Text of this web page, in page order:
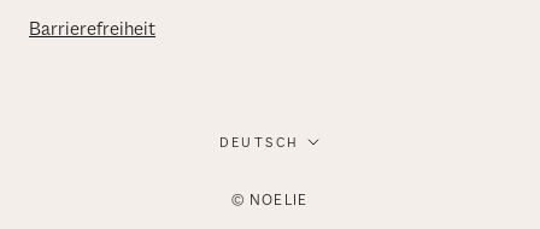
Barrierefreiheit
Sprache
DEUTSCH
© NOELIE